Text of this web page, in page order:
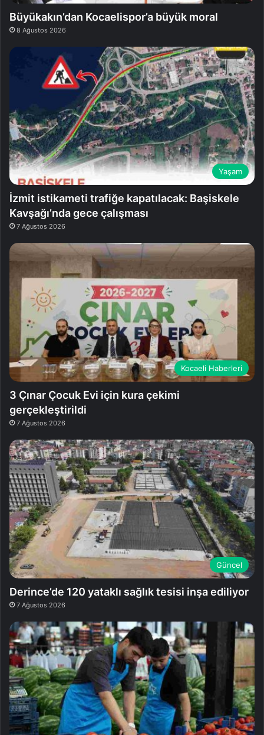
Büyükakın’dan Kocaelispor’a büyük moral
8 Ağustos 2026
Yaşam
İzmit istikameti trafiğe kapatılacak: Başiskele
Kavşağı’nda gece çalışması
7 Ağustos 2026
Kocaeli Haberleri
3 Çınar Çocuk Evi için kura çekimi
gerçekleştirildi
7 Ağustos 2026
Güncel
Derince’de 120 yataklı sağlık tesisi inşa ediliyor
7 Ağustos 2026